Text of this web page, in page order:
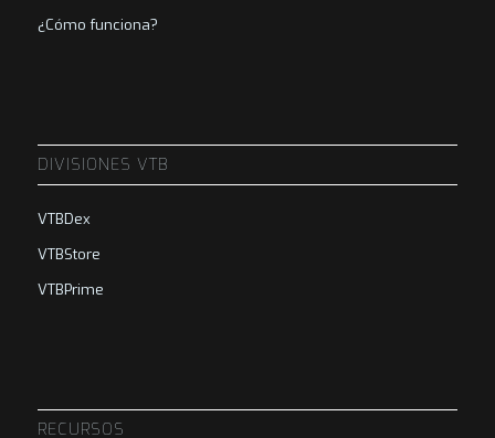
¿Cómo funciona?
DIVISIONES VTB
VTBDex
VTBStore
VTBPrime
RECURSOS